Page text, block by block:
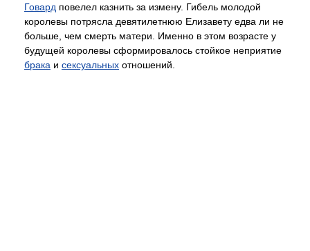
Говард повелел казнить за измену. Гибель молодой
королевы потрясла девятилетнюю Елизавету едва ли не
больше, чем смерть матери. Именно в этом возрасте у
будущей королевы сформировалось стойкое неприятие
брака и сексуальных отношений.